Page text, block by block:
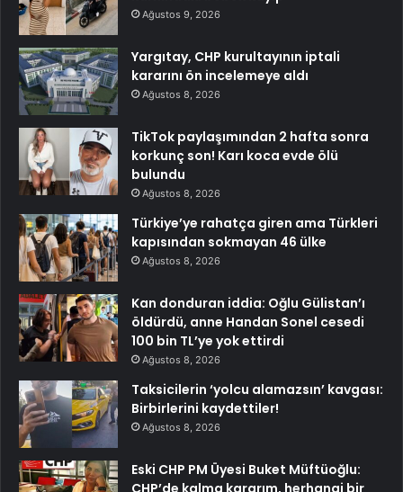
Ağustos 9, 2026
Yargıtay, CHP kurultayının iptali
kararını ön incelemeye aldı
Ağustos 8, 2026
TikTok paylaşımından 2 hafta sonra
korkunç son! Karı koca evde ölü
bulundu
Ağustos 8, 2026
Türkiye’ye rahatça giren ama Türkleri
kapısından sokmayan 46 ülke
Ağustos 8, 2026
Kan donduran iddia: Oğlu Gülistan’ı
öldürdü, anne Handan Sonel cesedi
100 bin TL’ye yok ettirdi
Ağustos 8, 2026
Taksicilerin ‘yolcu alamazsın’ kavgası:
Birbirlerini kaydettiler!
Ağustos 8, 2026
Eski CHP PM Üyesi Buket Müftüoğlu: